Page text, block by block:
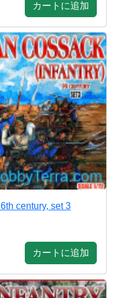
カートに追加
century, set 3
カートに追加